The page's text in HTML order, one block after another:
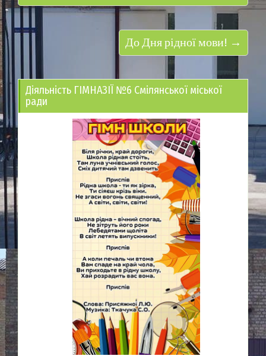
До Дня рідної мови! →
Діяльність ГІМНАЗІЇ №6 Смілянської міської
ради